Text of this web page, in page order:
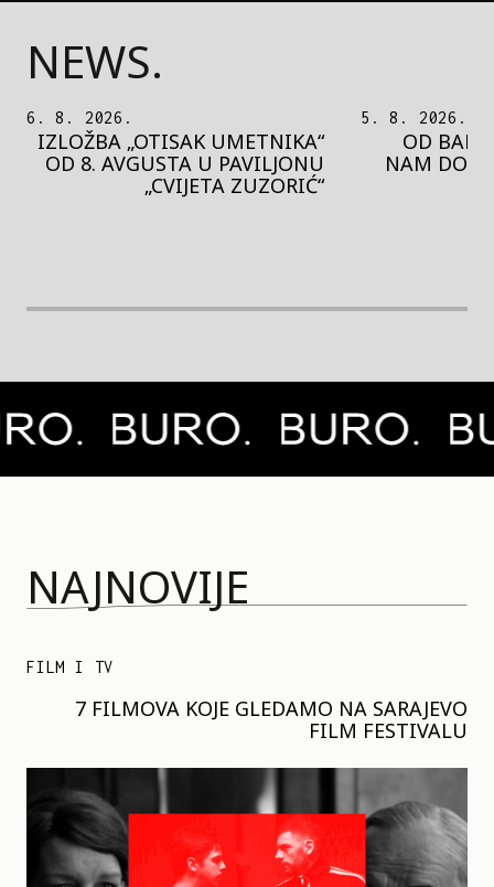
NEWS.
5. 8. 2026.
OD BAROKA DO REJVA: ŠTA
NAM DONOSI NOVI BUPBAP
FESTIVAL?
5. 8. 2026.
PEDJA
MOTIVE
NAJNOVIJE
FILM I TV
7 FILMOVA KOJE GLEDAMO NA SARAJEVO
FILM FESTIVALU